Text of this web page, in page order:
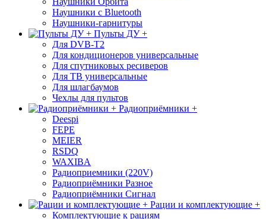
Наушники с Bluetooth
Наушники-гарнитуры
Пульты ДУ +
Для DVB-T2
Для кондиционеров универсальные
Для спутниковых ресиверов
Для ТВ универсальные
Для шлагбаумов
Чехлы для пультов
Радиоприёмники +
Deespi
FEPE
MEIER
RSDQ
WAXIBA
Радиоприемники (220V)
Радиоприёмники Разное
Радиоприёмники Сигнал
Рации и комплектующие +
Комплектующие к рациям